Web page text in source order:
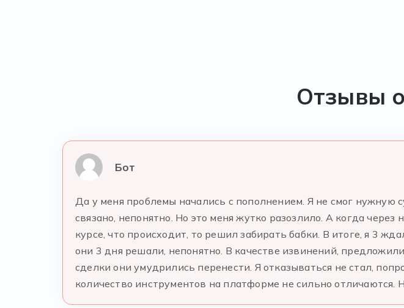
Отзывы
Бот
Да у меня проблемы начались с пополнением. Я не смог нужную
связано, непонятно. Но это меня жутко разозлило. А когда
курсе, что происходит, то решил забирать бабки. В итоге, я 3
они 3 дня решали, непонятно. В качестве извинений,
сделки они умудрились перенести. Я отказываться не стал,
количество инструментов на платформе не сильно отличаются.